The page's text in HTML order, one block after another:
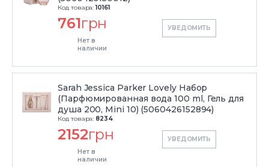
Код товара:10161
761грн
Нет в
наличии
УВЕДОМИТЬ
Sarah Jessica Parker Lovely Набор
(Парфюмированная вода 100 ml, Гель для
душа 200, Mini 10) (5060426152894)
Код товара: 8234
2152грн
Нет в
наличии
УВЕДОМИТЬ